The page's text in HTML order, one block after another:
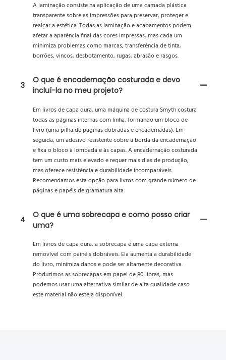
A laminação consiste na aplicação de uma camada plástica
transparente sobre as impressões para preservar, proteger e
realçar a estética. Todas as laminação e acabamentos podem
afetar a aparência final das cores impressas, mas cada um
minimiza problemas como marcas, transferência de tinta,
borrões, vincos, desbotamento, rugas, abrasão e rasgos.
3
O que é encadernação costurada e devo
incluí-la no meu projeto?
Em livros de capa dura, uma máquina de costura Smyth costura
todas as páginas internas com linha, formando um bloco de
livro (uma pilha de páginas dobradas e encadernadas). Em
seguida, um adesivo resistente cobre a borda da encadernação
e fixa o bloco à lombada e às capas. A encadernação costurada
tem um custo mais elevado e requer mais dias de produção,
mas oferece resistência e durabilidade incomparáveis.
Recomendamos esta opção para livros com grande número de
páginas e papéis de gramatura alta.
4
O que é uma sobrecapa e como posso criar
uma?
Em livros de capa dura, a sobrecapa é uma capa externa
removível com painéis dobráveis. Ela aumenta a durabilidade
do livro, minimiza danos e pode ser altamente decorativa.
Produzimos as sobrecapas em papel de 80 libras, mas
podemos usar uma alternativa similar de alta qualidade caso
este material não esteja disponível.